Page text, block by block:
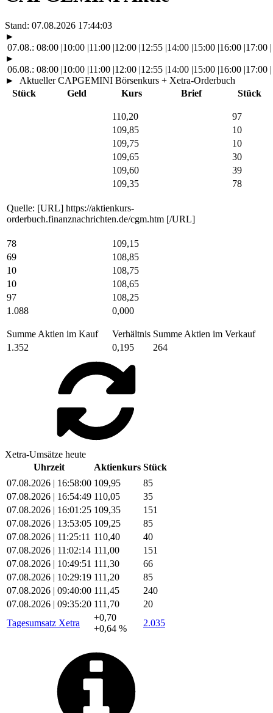
Stand: 07.08.2026 17:44:03
►
07.08.: 08:00 |10:00 |11:00 |12:00 |12:55 |14:00 |15:00 |16:00 |17:00 |
►
06.08.: 08:00 |10:00 |11:00 |12:00 |12:55 |14:00 |15:00 |16:00 |17:00 |
►
Aktueller CAPGEMINI Börsenkurs + Xetra-Orderbuch
Stück
Geld Kurs Brief Stück
110,20
97
109,85
10
109,75
10
109,65
30
109,60
39
109,35
78
Quelle: [URL] https://aktienkurs-
orderbuch.finanznachrichten.de/cgm.htm [/URL]
78
109,15
69
108,85
10
108,75
10
108,65
97
108,25
1.088
0,000
Summe Aktien im Kauf Verhältnis Summe Aktien im Verkauf
1.352
0,195 264
Xetra-Umsätze heute
Uhrzeit
Aktienkurs Stück
07.08.2026 | 16:58:00 109,95
85
07.08.2026 | 16:54:49 110,05
35
07.08.2026 | 16:01:25 109,35
151
07.08.2026 | 13:53:05 109,25
85
07.08.2026 | 11:25:11 110,40
40
07.08.2026 | 11:02:14 111,00
151
07.08.2026 | 10:49:51 111,30
66
07.08.2026 | 10:29:19 111,20
85
07.08.2026 | 09:40:00 111,45
240
07.08.2026 | 09:35:20 111,70
20
Tagesumsatz Xetra
+0,70
+0,64 %
2.035